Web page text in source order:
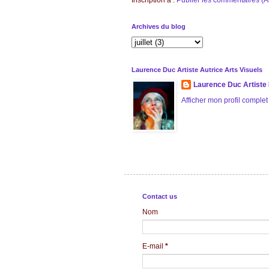
Archives du blog
Laurence Duc Artiste Autrice Arts Visuels
Laurence Duc Artiste
Afficher mon profil complet
Contact us
Nom
E-mail *